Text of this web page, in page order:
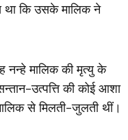
था कि उसके मालिक ने
नन्हे मालिक की मृत्यु के
उत्पत्ति की कोई आशा
से मिलती-जुलती थीं।